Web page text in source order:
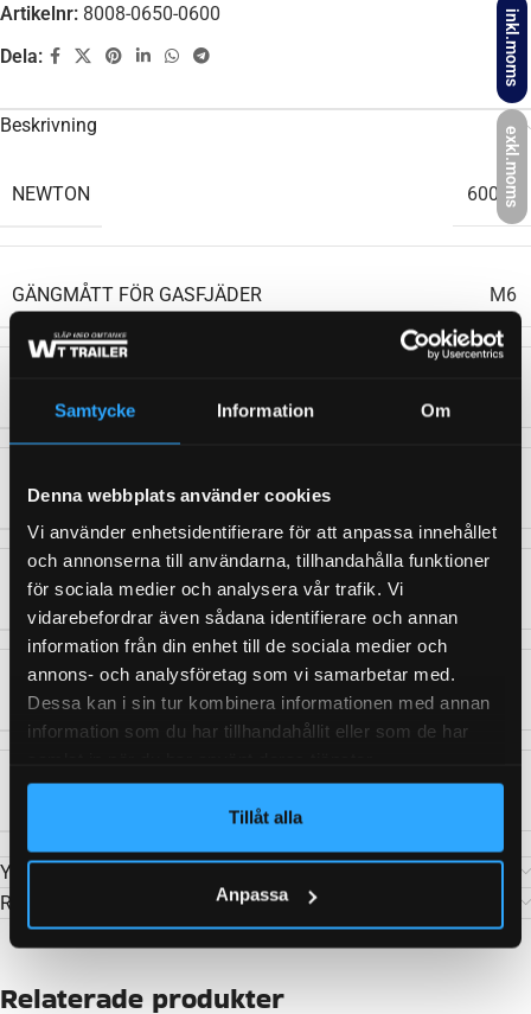
Samtycke Information Om
Denna webbplats använder cookies
Vi använder enhetsidentifierare för att anpassa innehållet
och annonserna till användarna, tillhandahålla funktioner
för sociala medier och analysera vår trafik. Vi
vidarebefordrar även sådana identifierare och annan
information från din enhet till de sociala medier och
annons- och analysföretag som vi samarbetar med.
Dessa kan i sin tur kombinera informationen med annan
information som du har tillhandahållit eller som de har
Tillåt alla
Anpassa
inkl.moms
exkl.moms
Artikelnr: 8008-0650-0600
Dela:
Beskrivning
NEWTON 600 N
GÄNGMÅTT FÖR GASFJÄDER M6
ORGINALNUMMER
LÄNGD GASFJÄDER HOPTRYCKT:
WEIGHT 0,300 kg
Ytterligare information
Recensioner (0)
Relaterade produkter